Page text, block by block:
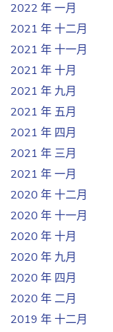
2022 年 一月
2021 年 十二月
2021 年 十一月
2021 年 十月
2021 年 九月
2021 年 五月
2021 年 四月
2021 年 三月
2021 年 一月
2020 年 十二月
2020 年 十一月
2020 年 十月
2020 年 九月
2020 年 四月
2020 年 二月
2019 年 十二月